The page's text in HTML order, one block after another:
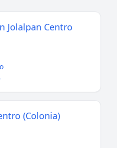
Jolalpan Centro
(Colonia)